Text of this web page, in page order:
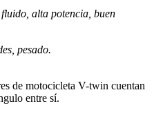
alta potencia, buen
pesado.
de motocicleta V-twin cuentan
entre sí.